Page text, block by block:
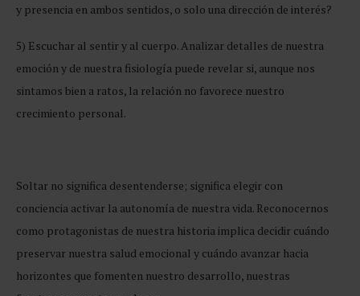
y presencia en ambos sentidos, o solo una dirección de interés?
5) Escuchar al sentir y al cuerpo. Analizar detalles de nuestra
emoción y de nuestra fisiología puede revelar si, aunque nos
sintamos bien a ratos, la relación no favorece nuestro
crecimiento personal.
Soltar no significa desentenderse; significa elegir con
conciencia activar la autonomía de nuestra vida. Reconocernos
como protagonistas de nuestra historia implica decidir cuándo
preservar nuestra salud emocional y cuándo avanzar hacia
horizontes que fomenten nuestro desarrollo, nuestras